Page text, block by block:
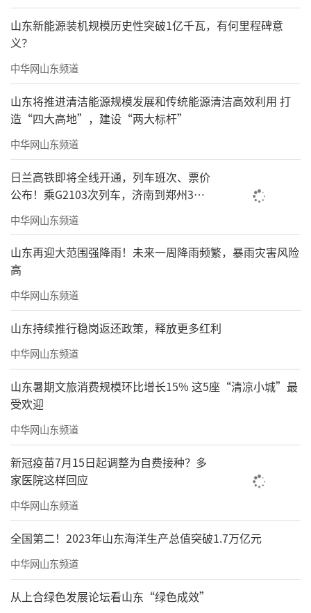
我在沂蒙山建立了李锦书院，把两万本藏
书都放到这个山沟里面，是“一心只写眼前
大事，已经没有功名利禄了，不是让眼前领导
高兴，只是想着为国家破解难题。开始，只是
一个目标，后来慢慢变成自觉行为，哪里有难
题，哪里有我，靠读书、靠写作来完成这些。
到70岁了，当然不是像三国黄忠那样左冲右
突，来回厮杀，而是拿着键盘，在不停地敲打
文章，为国家提供智慧的天地里纵横驰骋。
人生三个阶段，后来思想就渐渐地明确起
来了，少年读书，中年用书，晚年写书。读书
是积累，用书是践行，写书是贡献。也是对国
家、老师与父母的报答。
04我是怎样走上新的读书道路的——43岁
时解放“资本”这个词，读了100多本书
在我的读书生涯中影响最大的一次读书生
活发生在43岁，这是读书写书交替的阶段。
山东新能源装机规模历史性突破1亿千瓦，有何里程碑意
义？
中华网山东频道
山东将推进清洁能源规模发展和传统能源清洁高效利用 打
造“四大高地”，建设“两大标杆”
中华网山东频道
日兰高铁即将全线开通，列车班次、票价
公布！乘G2103次列车，济南到郑州3小
时到达
中华网山东频道
山东再迎大范围强降雨！未来一周降雨频繁，暴雨灾害风险
高
中华网山东频道
山东持续推行稳岗返还政策，释放更多红利
中华网山东频道
山东暑期文旅消费规模环比增长15% 这5座“清凉小城”最
受欢迎
中华网山东频道
新冠疫苗7月15日起调整为自费接种？多
家医院这样回应
中华网山东频道
全国第二！2023年山东海洋生产总值突破1.7万亿元
中华网山东频道
从上合绿色发展论坛看山东“绿色成效”